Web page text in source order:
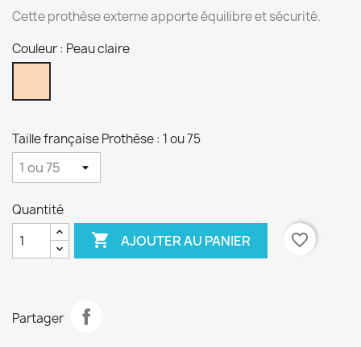
Cette prothèse externe apporte équilibre et sécurité.
Couleur : Peau claire
Taille française Prothèse : 1 ou 75
Quantité
 AJOUTER AU PANIER favorite_border
Partager